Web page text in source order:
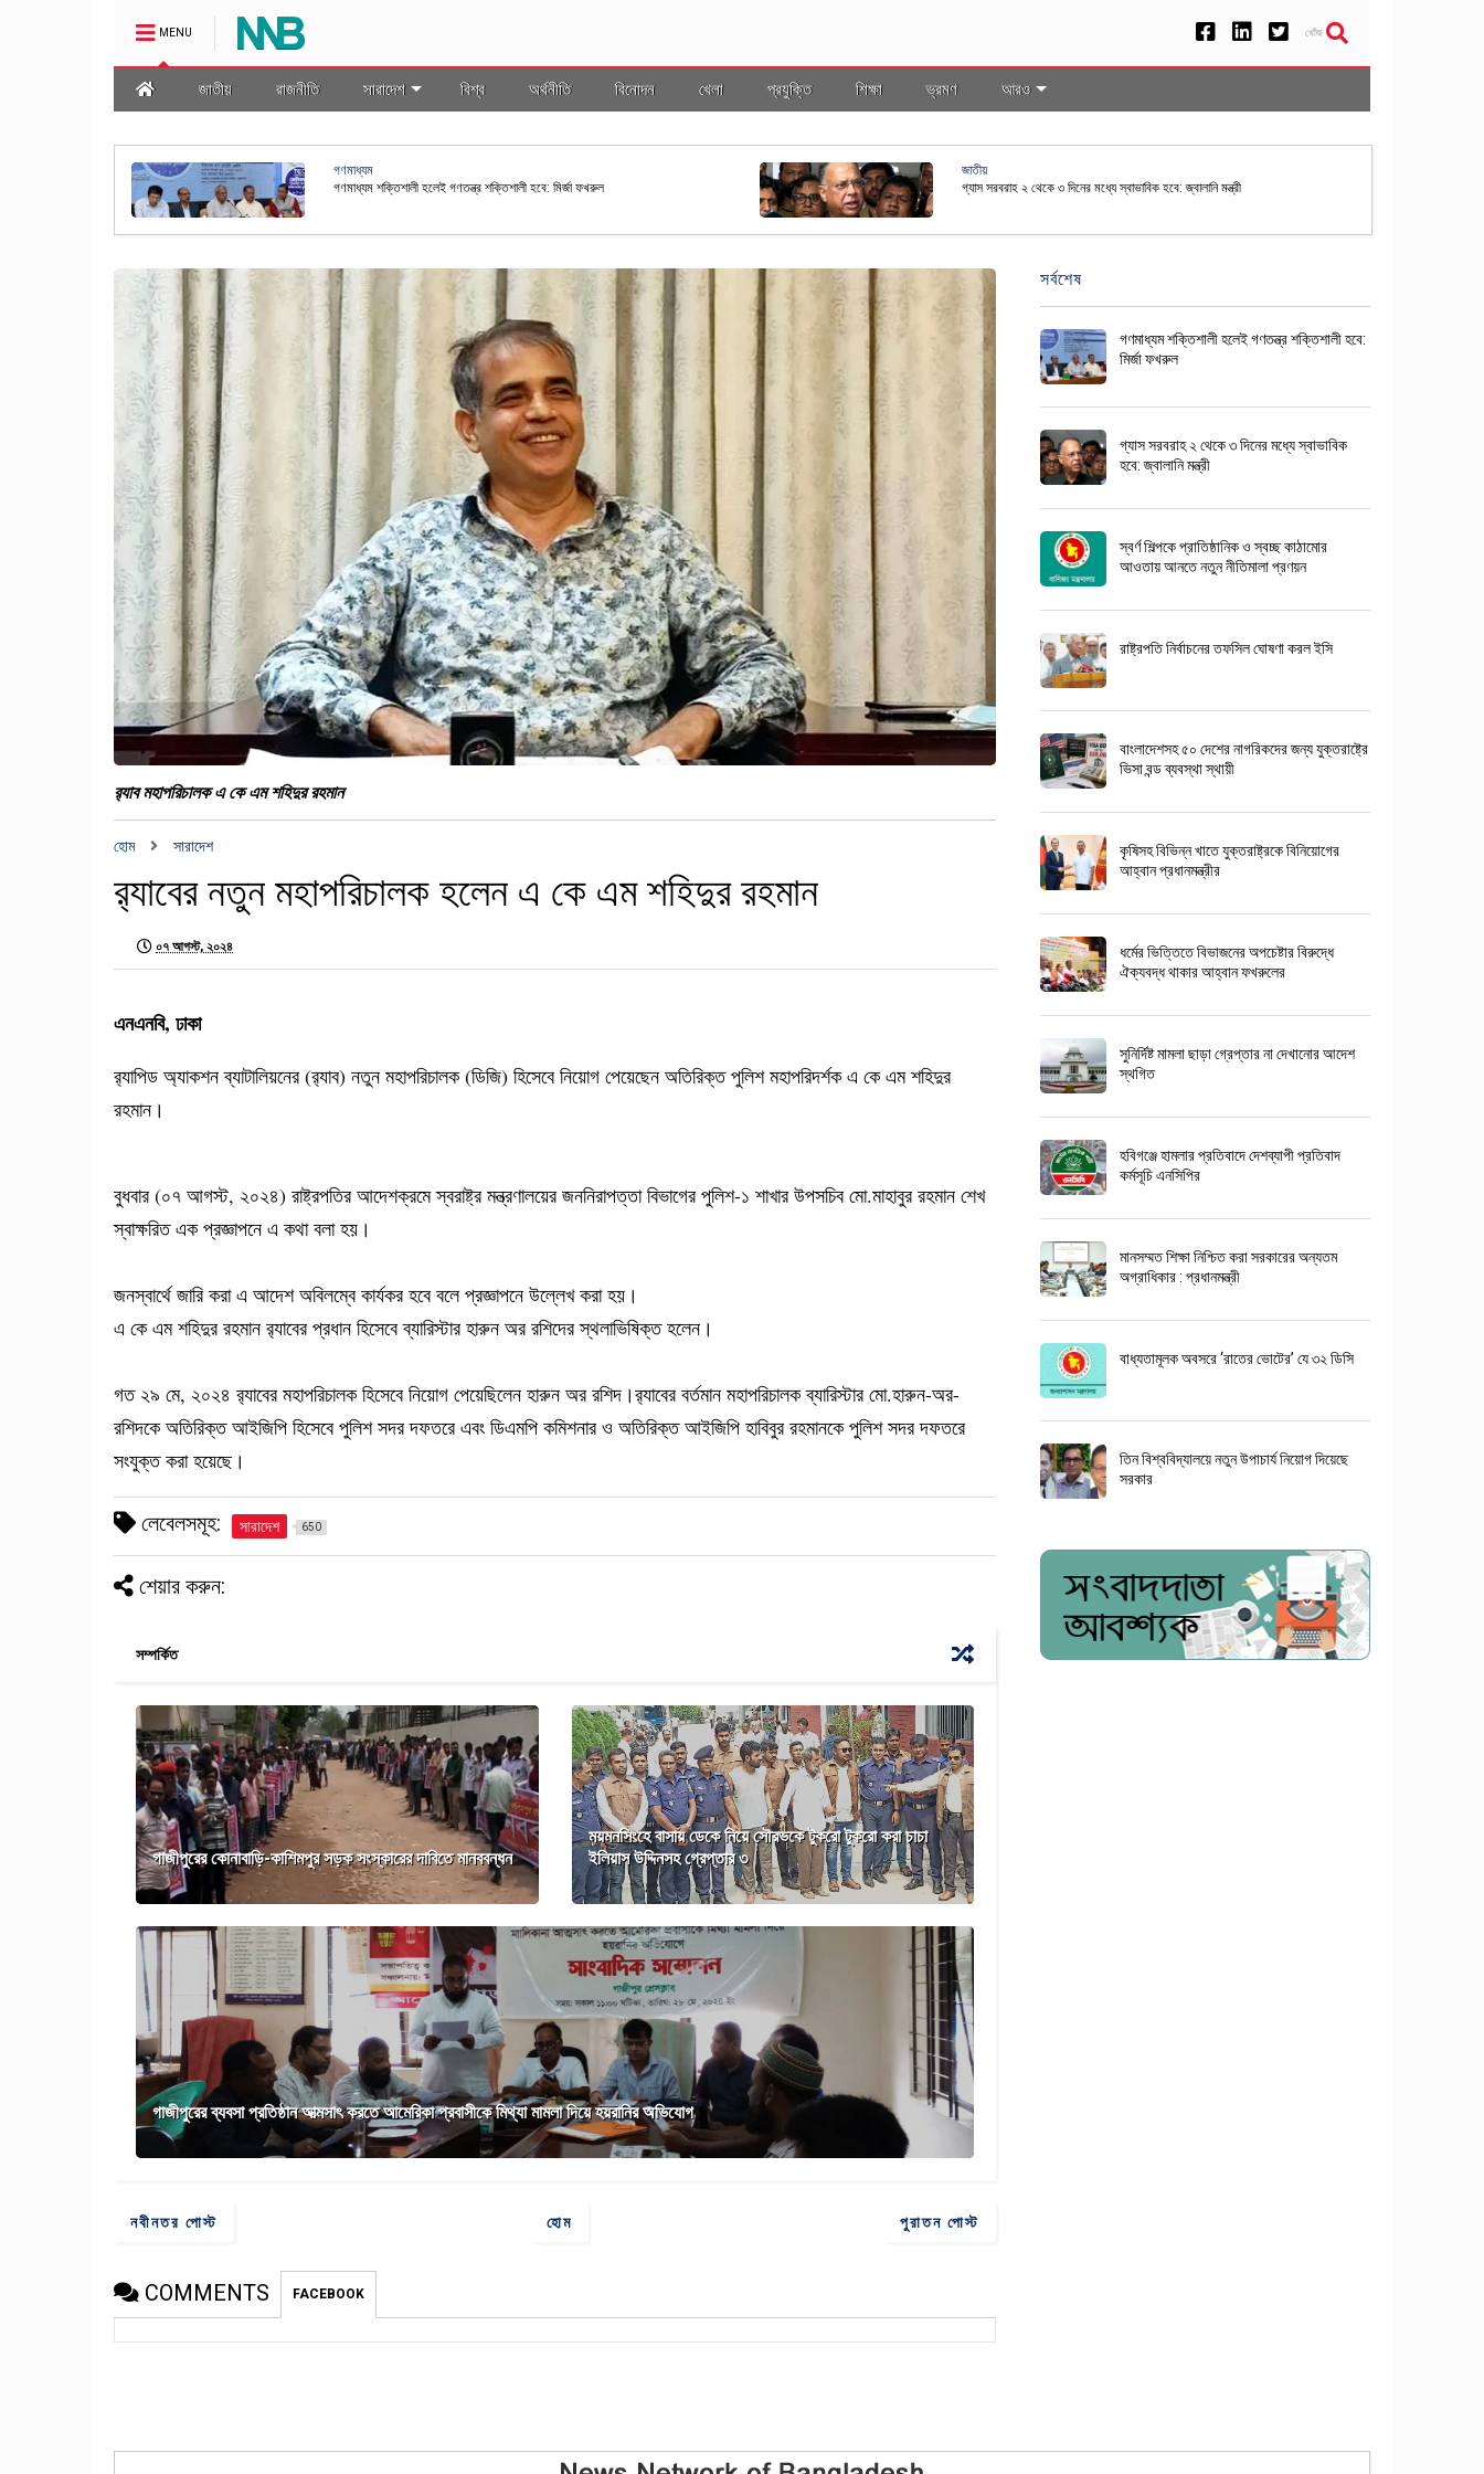
MENU খোঁজ
জাতীয় রাজনীতি সারাদেশ বিশ্ব অর্থনীতি বিনোদন খেলা প্রযুক্তি শিক্ষা ভ্রমণ আরও
অর্থনীতি
স্বর্ণ শিল্পকে প্রাতিষ্ঠানিক ও স্বচ্ছ কাঠামোর আওতায় আনতে নতুন নীতিমালা প্রণয়ন
জাতীয়
রাষ্ট্রপতি নির্বাচনের তফসিল ঘোষণা করল ইসি
র‌্যাব মহাপরিচালক এ কে এম শহিদুর রহমান
হোম সারাদেশ
র‌্যাবের নতুন মহাপরিচালক হলেন এ কে এম শহিদুর রহমান
০৭ আগস্ট, ২০২৪
এনএনবি, ঢাকা
র‌্যাপিড অ্যাকশন ব্যাটালিয়নের (র‌্যাব) নতুন মহাপরিচালক (ডিজি) হিসেবে নিয়োগ পেয়েছেন অতিরিক্ত পুলিশ মহাপরিদর্শক এ কে এম শহিদুর
রহমান।
বুধবার (০৭ আগস্ট, ২০২৪) রাষ্ট্রপতির আদেশক্রমে স্বরাষ্ট্র মন্ত্রণালয়ের জননিরাপত্তা বিভাগের পুলিশ-১ শাখার উপসচিব মো.মাহাবুর রহমান শেখ
স্বাক্ষরিত এক প্রজ্ঞাপনে এ কথা বলা হয়।
জনস্বার্থে জারি করা এ আদেশ অবিলম্বে কার্যকর হবে বলে প্রজ্ঞাপনে উল্লেখ করা হয়।
এ কে এম শহিদুর রহমান র‌্যাবের প্রধান হিসেবে ব্যারিস্টার হারুন অর রশিদের স্থলাভিষিক্ত হলেন।
গত ২৯ মে, ২০২৪ র‌্যাবের মহাপরিচালক হিসেবে নিয়োগ পেয়েছিলেন হারুন অর রশিদ।র‌্যাবের বর্তমান মহাপরিচালক ব্যারিস্টার মো.হারুন-অর-
রশিদকে অতিরিক্ত আইজিপি হিসেবে পুলিশ সদর দফতরে এবং ডিএমপি কমিশনার ও অতিরিক্ত আইজিপি হাবিবুর রহমানকে পুলিশ সদর দফতরে
সংযুক্ত করা হয়েছে।
লেবেলসমূহ: সারাদেশ 650
শেয়ার করুন:
সম্পর্কিত
গাজীপুরের কোনাবাড়ি-কাশিমপুর সড়ক সংস্কারের দাবিতে মানববন্ধন
ময়মনসিংহে বাসায় ডেকে নিয়ে সৌরভকে টুকরো টুকরো করা চাচা
ইলিয়াস উদ্দিনসহ গ্রেপ্তার ৩
গাজীপুরের ব্যবসা প্রতিষ্ঠান আত্মসাৎ করতে আমেরিকা প্রবাসীকে মিথ্যা মামলা দিয়ে হয়রানির অভিযোগ
নবীনতর পোস্ট পুরাতন পোস্ট
হোম
COMMENTS FACEBOOK
সর্বশেষ
গণমাধ্যম শক্তিশালী হলেই গণতন্ত্র শক্তিশালী হবে:
মির্জা ফখরুল
গ্যাস সরবরাহ ২ থেকে ৩ দিনের মধ্যে স্বাভাবিক
হবে: জ্বালানি মন্ত্রী
স্বর্ণ শিল্পকে প্রাতিষ্ঠানিক ও স্বচ্ছ কাঠামোর
আওতায় আনতে নতুন নীতিমালা প্রণয়ন
রাষ্ট্রপতি নির্বাচনের তফসিল ঘোষণা করল ইসি
বাংলাদেশসহ ৫০ দেশের নাগরিকদের জন্য যুক্তরাষ্ট্রে
ভিসা বন্ড ব্যবস্থা স্থায়ী
কৃষিসহ বিভিন্ন খাতে যুক্তরাষ্ট্রকে বিনিয়োগের
আহ্বান প্রধানমন্ত্রীর
ধর্মের ভিত্তিতে বিভাজনের অপচেষ্টার বিরুদ্ধে
ঐক্যবদ্ধ থাকার আহ্বান ফখরুলের
সুনির্দিষ্ট মামলা ছাড়া গ্রেপ্তার না দেখানোর আদেশ
স্থগিত
হবিগঞ্জে হামলার প্রতিবাদে দেশব্যাপী প্রতিবাদ
কর্মসূচি এনসিপির
মানসম্মত শিক্ষা নিশ্চিত করা সরকারের অন্যতম
অগ্রাধিকার : প্রধানমন্ত্রী
বাধ্যতামূলক অবসরে ‘রাতের ভোটের’ যে ৩২ ডিসি
তিন বিশ্ববিদ্যালয়ে নতুন উপাচার্য নিয়োগ দিয়েছে
সরকার